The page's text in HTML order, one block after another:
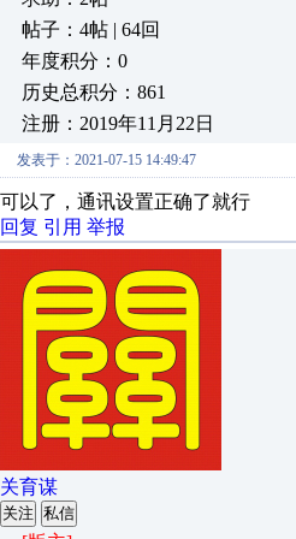
帖子：4帖 | 64回
年度积分：0
历史总积分：861
注册：2019年11月22日
发表于：2021-07-15 14:49:47
可以了，通讯设置正确了就行
回复 引用 举报
关育谋
关注 私信